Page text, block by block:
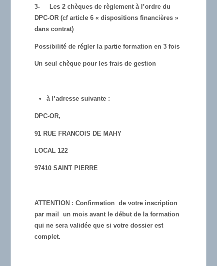
3-
Les 2 chèques de règlement à l’ordre du
DPC-OR (cf article 6 « dispositions financières »
dans contrat)
Possibilité de régler la partie formation en 3 fois
Un seul chèque pour les frais de gestion
à l’adresse suivante :
DPC-OR,
91 RUE FRANCOIS DE MAHY
LOCAL 122
97410 SAINT PIERRE
ATTENTION : Confirmation de votre inscription
par mail un mois avant le début de la formation
qui ne sera validée que si votre dossier est
complet.